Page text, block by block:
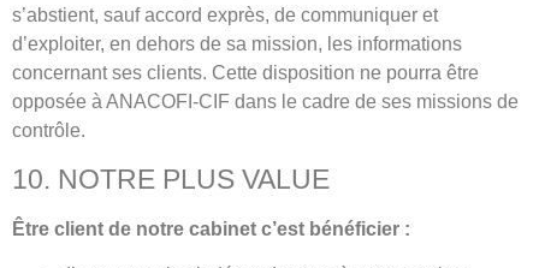
s’abstient, sauf accord exprès, de communiquer et
d’exploiter, en dehors de sa mission, les informations
concernant ses clients. Cette disposition ne pourra être
opposée à ANACOFI-CIF dans le cadre de ses missions de
contrôle.
10. NOTRE PLUS VALUE
Être client de notre cabinet c’est bénéficier :